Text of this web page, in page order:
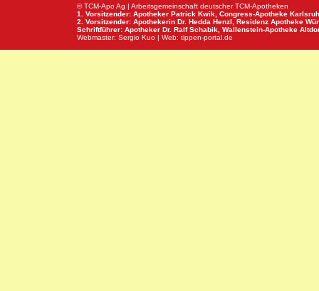
© TCM-Apo Ag | Arbeitsgemeinschaft deutscher TCM-Apotheken
1. Vorsitzender: Apotheker Patrick Kwik, Congress-Apotheke
2. Vorsitzender: Apothekerin Dr. Hedda Henzl, Residenz Apotheke
Schriftführer: Apotheker Dr. Ralf Schabik, Wallenstein-Apotheke
Webmaster: Sergio Kuo | Web: tippen-portal.de